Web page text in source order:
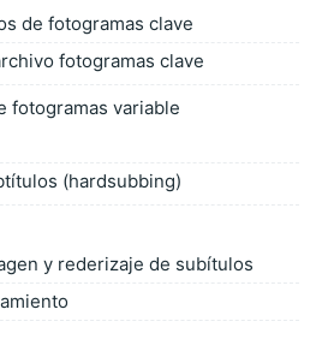
de fotogramas clave
fotogramas clave
fotogramas variable
(hardsubbing)
y rederizaje de subítulos